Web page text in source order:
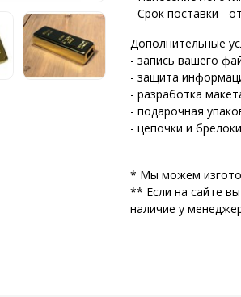
- Срок поставки -
Дополнительные
- запись вашего
- защита
- разработка
- подарочная
- цепочки и
* Мы можем
** Если на сайте
наличие у